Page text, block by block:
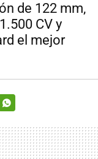
de 122 mm,
CV y
el mejor